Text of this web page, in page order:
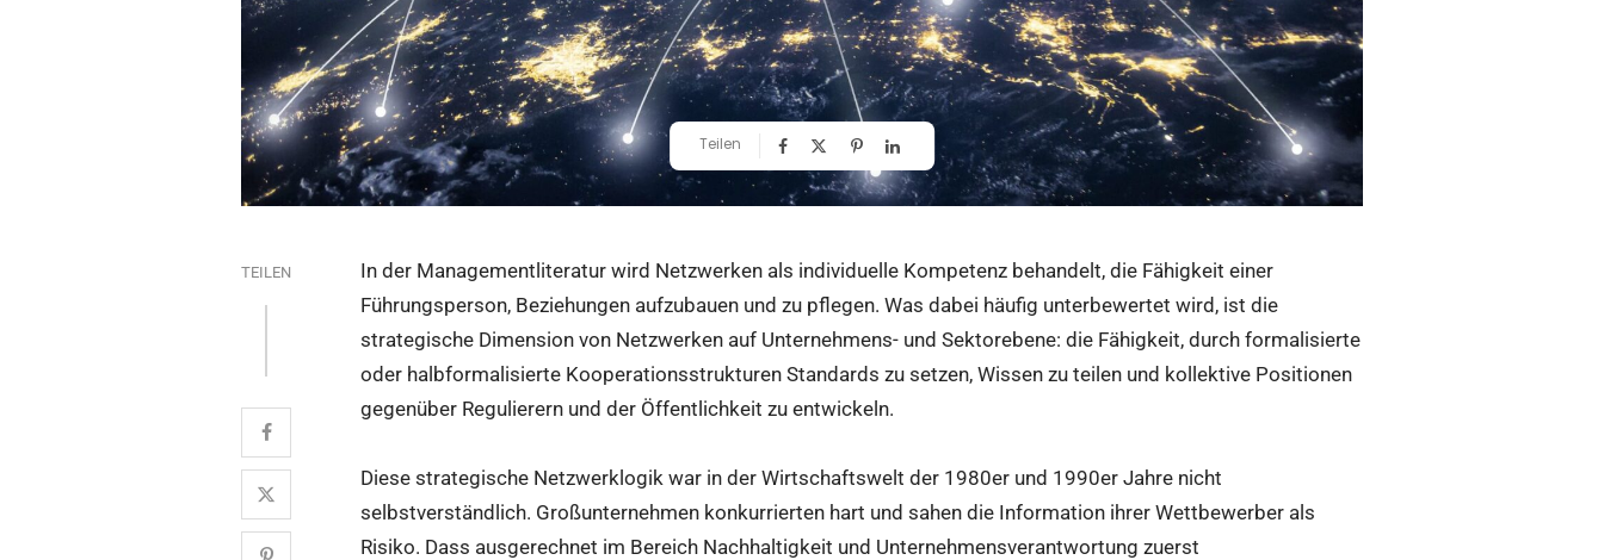
Teilen
TEILEN
In der Managementliteratur wird Netzwerken als individuelle Kompetenz behandelt, die Fähigkeit einer
Führungsperson, Beziehungen aufzubauen und zu pflegen. Was dabei häufig unterbewertet wird, ist die
strategische Dimension von Netzwerken auf Unternehmens- und Sektorebene: die Fähigkeit, durch formalisierte
oder halbformalisierte Kooperationsstrukturen Standards zu setzen, Wissen zu teilen und kollektive Positionen
gegenüber Regulierern und der Öffentlichkeit zu entwickeln.
Diese strategische Netzwerklogik war in der Wirtschaftswelt der 1980er und 1990er Jahre nicht
selbstverständlich. Großunternehmen konkurrierten hart und sahen die Information ihrer Wettbewerber als
Risiko. Dass ausgerechnet im Bereich Nachhaltigkeit und Unternehmensverantwortung zuerst